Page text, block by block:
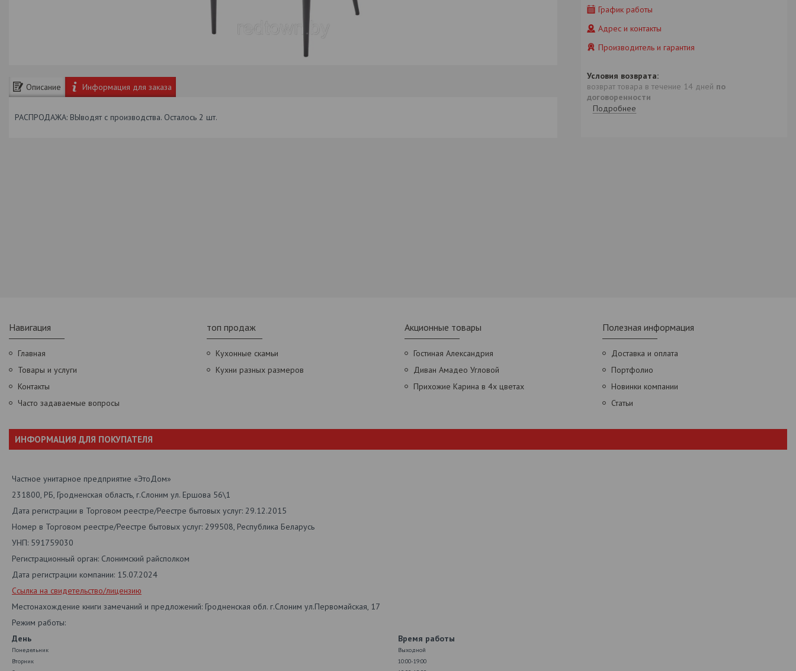
Описание Информация для заказа
РАСПРОДАЖА: ВЫводят с производства. Осталось 2 шт.
График работы
Адрес и контакты
Производитель и гарантия
возврат товара в течение 14 дней по
договоренности
Подробнее
Навигация
Главная
Товары и услуги
Контакты
Часто задаваемые вопросы
топ продаж
Кухонные скамьи
Кухни разных размеров
Акционные товары
Гостиная Александрия
Диван Амадео Угловой
Прихожие Карина в 4х цветах
Полезная информация
Доставка и оплата
Портфолио
Новинки компании
Статьи
ИНФОРМАЦИЯ ДЛЯ ПОКУПАТЕЛЯ
Частное унитарное предприятие «ЭтоДом»
231800, РБ, Гродненская область, г.Слоним ул. Ершова 56\1
Дата регистрации в Торговом реестре/Реестре бытовых услуг: 29.12.2015
Номер в Торговом реестре/Реестре бытовых услуг: 299508, Республика Беларусь
УНП: 591759030
Регистрационный орган: Слонимский райсполком
Дата регистрации компании: 15.07.2024
Ссылка на свидетельство/лицензию
Местонахождение книги замечаний и предложений: Гродненская обл. г.Слоним ул.Первомайская, 17
Режим работы:
День
Время работы
Понедельник
Выходной
Вторник
10:00-19:00